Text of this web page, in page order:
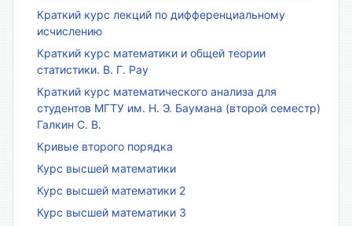
Краткий курс лекций по дифференциальному
исчислению
Краткий курс математики и общей теории
статистики. В. Г. Рау
Краткий курс математического анализа для
студентов МГТУ им. Н. Э. Баумана (второй семестр)
Галкин С. В.
Кривые второго порядка
Курс высшей математики
Курс высшей математики 2
Курс высшей математики 3